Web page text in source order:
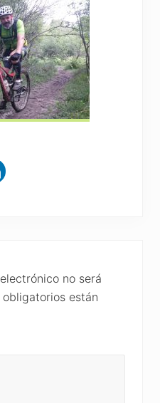
no será
están